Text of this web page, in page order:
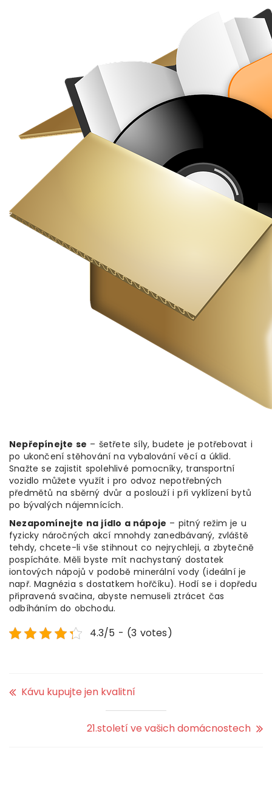
Nepřepínejte se – šetřete síly, budete je potřebovat i
po ukončení stěhování na vybalování věcí a úklid.
Snažte se zajistit spolehlivé pomocníky, transportní
vozidlo můžete využít i pro odvoz nepotřebných
předmětů na sběrný dvůr a poslouží i při vyklízení bytů
po bývalých nájemnících.
Nezapomínejte na jídlo a nápoje – pitný režim je u
fyzicky náročných akcí mnohdy zanedbávaný, zvláště
tehdy, chcete-li vše stihnout co nejrychleji, a zbytečně
pospícháte. Měli byste mít nachystaný dostatek
iontových nápojů v podobě minerální vody (ideální je
např. Magnézia s dostatkem hořčíku). Hodí se i dopředu
připravená svačina, abyste nemuseli ztrácet čas
odbíháním do obchodu.
4.3/5 - (3 votes)
Kávu kupujte jen kvalitní
21.století ve vašich domácnostech